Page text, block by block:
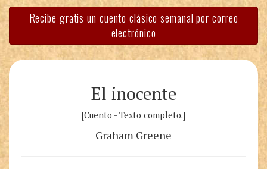
Recibe gratis un cuento clásico semanal por correo
electrónico
El inocente
[Cuento - Texto completo.]
Graham Greene